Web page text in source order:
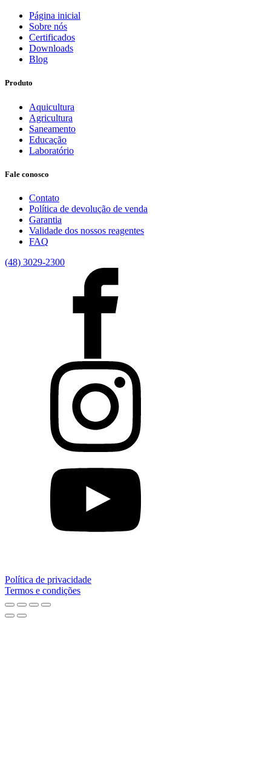
Página inicial
Sobre nós
Certificados
Downloads
Blog
Produto
Aquicultura
Agricultura
Saneamento
Educação
Laboratório
Fale conosco
Contato
Política de devolução de venda
Garantia
Validade dos nossos reagentes
FAQ
(48) 3029-2300
Política de privacidade
Termos e condições